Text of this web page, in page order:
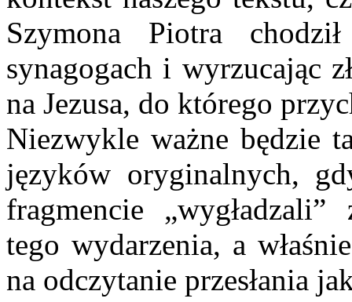
Szymona Piotra
synagogach i wyrzucając
na Jezusa, do którego
Niezwykle ważne będzie
języków oryginalnych,
fragmencie
tego wydarzenia, a
na odczytanie przesłania